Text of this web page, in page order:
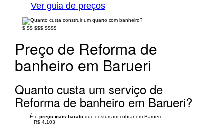
Ver guia de preços
$ $$ $$$ $$$$
Preço de Reforma de
banheiro em Barueri
Quanto custa um serviço de
Reforma de banheiro em Barueri?
É o preço mais barato que costumam cobrar em Barueri
↓ R$ 4.103